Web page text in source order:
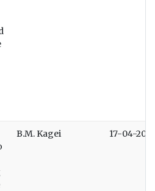
B.M. Kagei 17-04-2019